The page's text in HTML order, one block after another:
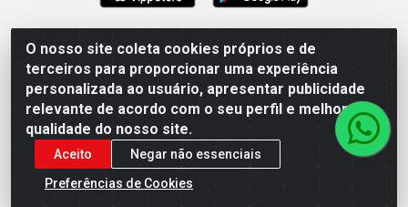
O nosso site coleta cookies próprios e de
terceiros para proporcionar uma experiência
personalizada ao usuário, apresentar publicidade
relevante de acordo com o seu perfil e melhorar a
qualidade do nosso site.
Aceito
Negar não essenciais
Preferências de Cookies
Femac Distribuidora - 1a Travessa Siqueira Campos,
100 - Centro, Brejão/PE - CEP 55.325-000 - CNPJ
09.266.030/0001-19